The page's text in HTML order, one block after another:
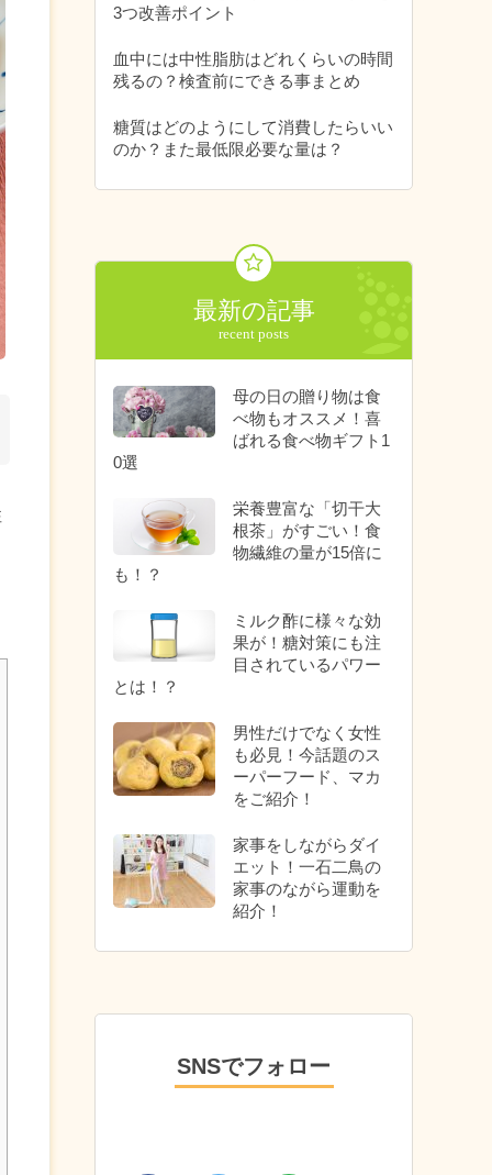
3つ改善ポイント
血中には中性脂肪はどれくらいの時間
残るの？検査前にできる事まとめ
糖質はどのようにして消費したらいい
のか？また最低限必要な量は？
最新の記事
母の日の贈り物は食
べ物もオススメ！喜
ばれる食べ物ギフト1
0選
栄養豊富な「切干大
根茶」がすごい！食
物繊維の量が15倍に
も！？
ミルク酢に様々な効
果が！糖対策にも注
目されているパワー
とは！？
男性だけでなく女性
も必見！今話題のス
ーパーフード、マカ
をご紹介！
家事をしながらダイ
エット！一石二鳥の
家事のながら運動を
紹介！
SNSでフォロー